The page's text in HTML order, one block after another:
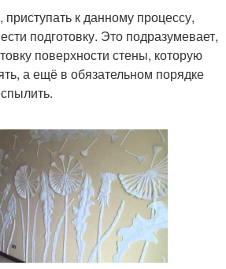
к данному процессу,
подготовку. Это подразумевает,
поверхности стены, которую
а ещё в обязательном порядке